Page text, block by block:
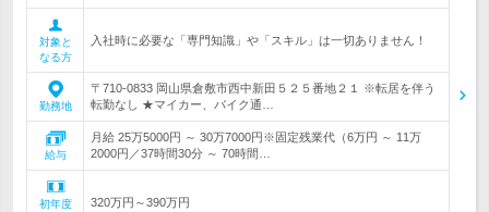
対象と
なる方
入社時に必要な「専門知識」や「スキル」は一切ありません！
勤務地
〒710-0833 岡山県倉敷市西中新田５２５番地２１ ※転居を伴う
転勤なし ★マイカー、バイク通…
給与
月給 25万5000円 ～ 30万7000円※固定残業代（6万円 ～ 11万
2000円／37時間30分 ～ 70時間…
初年度
320万円～390万円